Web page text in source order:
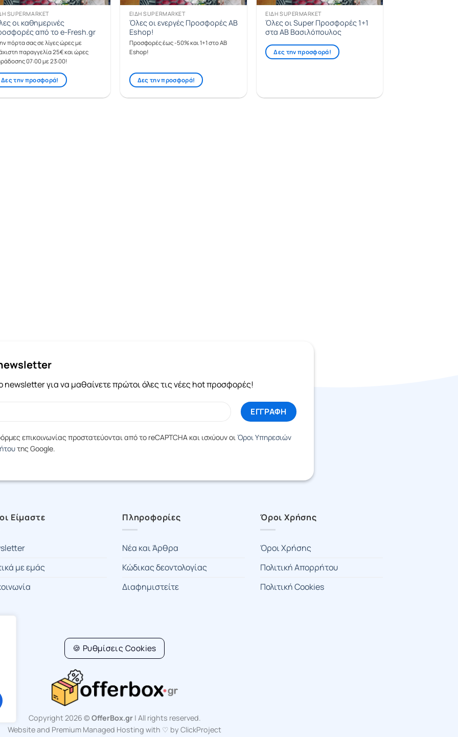
SUPERMARKET
οι καθημερινές
από το e-Fresh.gr
πόρτα σας σε λίγες ώρες με
παραγγελία 25€ και ώρες
07:00 με 23:00!
Δες την προσφορά!
ΕΊΔΗ SUPERMARKET
Όλες οι ενεργές Προσφορές AB
Eshop!
Προσφορές έως -50% και 1+1 στο AB
Eshop!
Δες την προσφορά!
ΕΊΔΗ SUPERMARKET
Όλες οι Super Προσφορές 1+1
στα ΑΒ Βασιλόπουλος
Δες την προσφορά!
newsletter για να μαθαίνετε πρώτοι όλες τις νέες hot προσφορές!
επικοινωνίας προστατεύονται από το reCAPTCHA και ισχύουν οι Όροι Υπηρεσιών
της Google.
Είμαστε
με εμάς
Πληροφορίες
Νέα και Άρθρα
Κώδικας δεοντολογίας
Διαφημιστείτε
Όροι Χρήσης
Όροι Χρήσης
Πολιτική Απορρήτου
Πολιτική Cookies
🍪 Ρυθμίσεις Cookies
Copyright 2026 © OfferBox.gr| All rights reserved.
Website and Premium Managed Hosting with ♡ by ClickProject